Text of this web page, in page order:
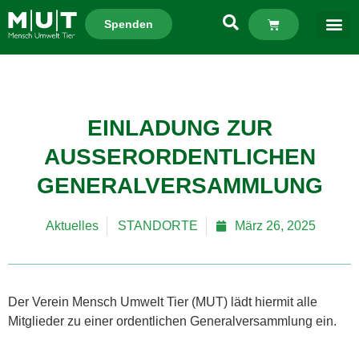
Spenden
EINLADUNG ZUR
AUSSERORDENTLICHEN G
ENERALVERSAMMLUNG
Aktuelles STANDORTE März 26, 2025
Der Verein Mensch Umwelt Tier (MUT) lädt hiermit alle
Mitglieder zu einer ordentlichen Generalversammlung ein.